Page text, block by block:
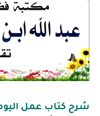
شرح كتاب عمل اليوم